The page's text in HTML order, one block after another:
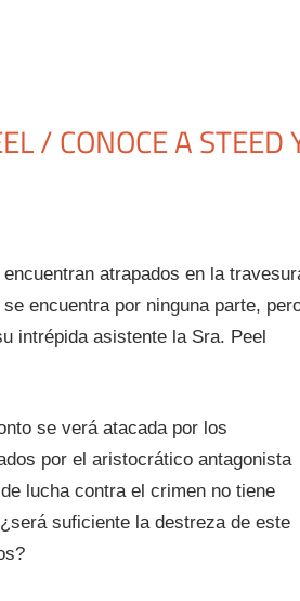
/ CONOCE A STEED
atrapados en la
encuentra por ninguna parte,
intrépida asistente la Sra. Peel
se verá atacada por los
por el aristocrático antagonista
lucha contra el crimen no tiene
suficiente la destreza de este